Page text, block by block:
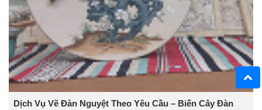
Dịch Vụ Vẽ Đàn Nguyệt Theo Yêu Cầu – Biến Cây Đàn